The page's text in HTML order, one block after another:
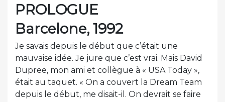
PROLOGUE
Barcelone, 1992
Je savais depuis le début que c’était une
mauvaise idée. Je jure que c’est vrai. Mais David
Dupree, mon ami et collègue à « USA Today »,
était au taquet. « On a couvert la Dream Team
depuis le début, me disait-il. On devrait se faire